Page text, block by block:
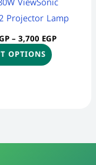
Projector Lamp
3,700 EGP
–
OPTIONS